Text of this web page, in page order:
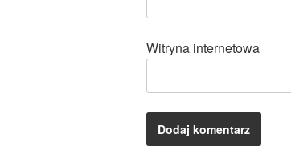
Witryna internetowa